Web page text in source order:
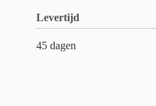
Levertijd
45 dagen